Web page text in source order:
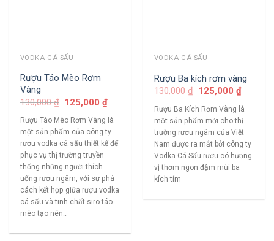
VODKA CÁ SẤU
Rượu Táo Mèo Rơm
Vàng
130,000₫ 125,000₫
Rượu Táo Mèo Rơm Vàng là
một sản phẩm của công ty
rượu vodka cá sấu thiết kế để
phục vụ thị trường truyền
thống những người thích
uống rượu ngâm, với sự phá
cách kết hợp giữa rượu vodka
cá sấu và tinh chất siro táo
mèo tạo nên..
VODKA CÁ SẤU
Rượu Ba kích rơm vàng
130,000₫ 125,000₫
Rượu Ba Kích Rơm Vàng là
một sản phẩm mới cho thị
trường rượu ngâm của Việt
Nam được ra mắt bởi công ty
Vodka Cá Sấu rượu có hương
vị thơm ngon đậm mùi ba
kích tím